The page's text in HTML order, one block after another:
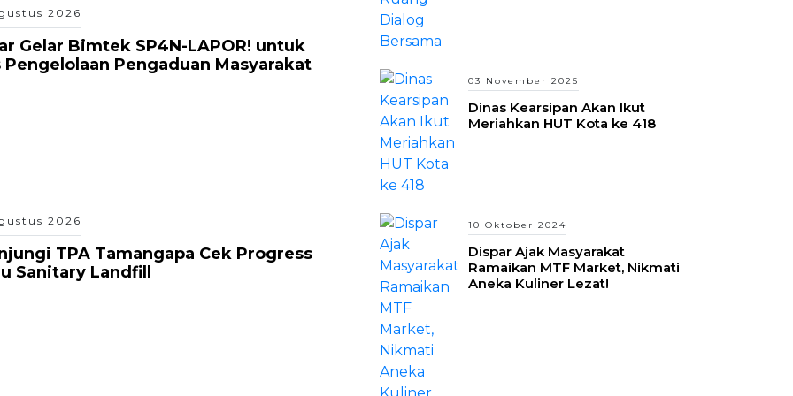
2026
Gelar Bimtek SP4N-LAPOR! untuk
Pengaduan Masyarakat
2026
TPA Tamangapa Cek Progress
Sanitary Landfill
03 November 2025
Dinas Kearsipan Akan Ikut
Meriahkan HUT Kota ke 418
10 Oktober 2024
Dispar Ajak Masyarakat
Ramaikan MTF Market, Nikmati
Aneka Kuliner Lezat!